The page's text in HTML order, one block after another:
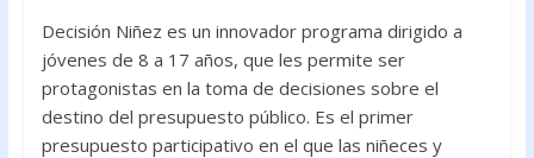
o
k
p
p
Decisión Niñez es un innovador programa dirigido a
jóvenes de 8 a 17 años, que les permite ser
protagonistas en la toma de decisiones sobre el
destino del presupuesto público. Es el primer
presupuesto participativo en el que las niñeces y